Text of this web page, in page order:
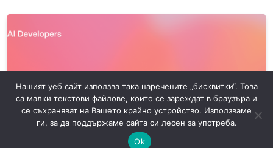
Нашият уеб сайт използва така наречените „бисквитки“. Това
са малки текстови файлове, които се зареждат в браузъра и
се съхраняват на Вашето крайно устройство. Използваме
ги, за да поддържаме сайта си лесен за употреба.
Ok